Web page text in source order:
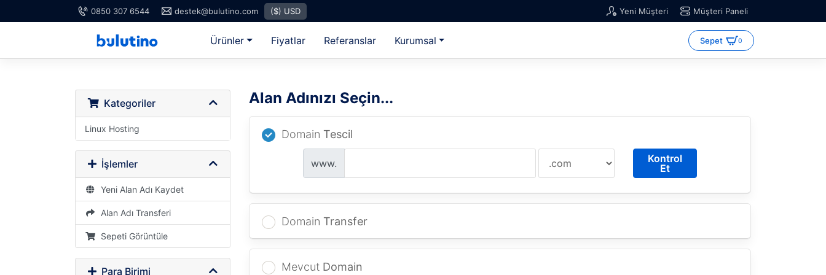
0850 307 6544 destek@bulutino.com ($) USD Yeni Müşteri Müşteri Paneli
Ürünler Fiyatlar Referanslar Kurumsal Sepet 0
Kategoriler
Linux Hosting
İşlemler
Yeni Alan Adı Kaydet
Alan Adı Transferi
Sepeti Görüntüle
Para Birimi
Alan Adınızı Seçin...
Domain Tescil
www.
Kontrol
Et
Domain Transfer
Mevcut Domain